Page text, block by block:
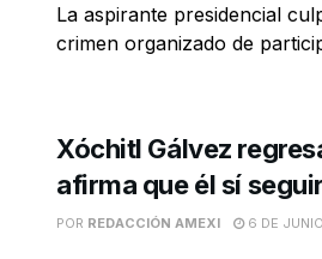
La aspirante presidencial
crimen organizado de
Xóchitl Gálvez
afirma que él sí
POR REDACCIÓN AMEXI 6 DE